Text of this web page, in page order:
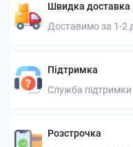
Швидка доставка
Доставимо за 1-2
Підтримка
Служба підтримки
Розстрочка